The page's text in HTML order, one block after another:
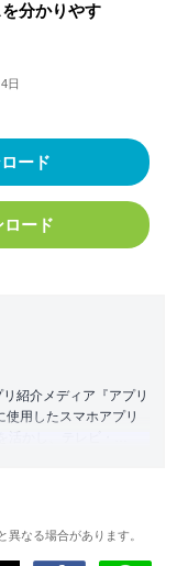
分かりやす
日
ード
ード
紹介メディア『アプリ
用したスマホアプリ
活かし、テレビ・
（スマホライフが変
なる場合があります。